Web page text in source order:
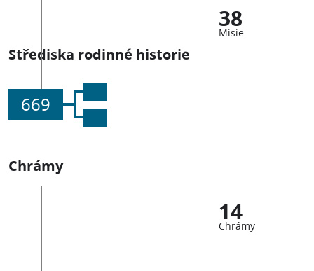
38
Misie
Střediska rodinné historie
669
Chrámy
14
Chrámy